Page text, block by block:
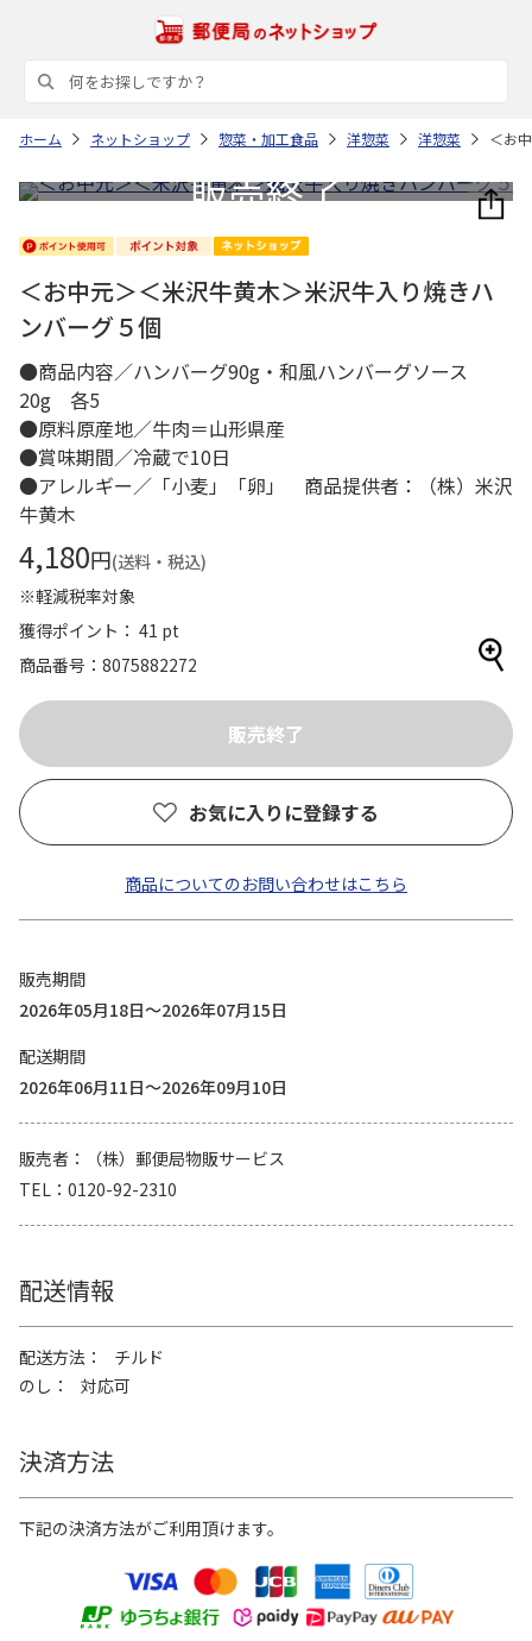
ホーム ネットショップ 惣菜・加工食品 洋惣菜 洋惣菜 ＜お
＜お中元＞＜米沢牛黄木＞米沢牛入り焼きハ
ンバーグ５個
●商品内容／ハンバーグ90g・和風ハンバーグソース
20g 各5
●原料原産地／牛肉＝山形県産
●賞味期間／冷蔵で10日
●アレルギー／「小麦」「卵」 商品提供者：（株）米沢
牛黄木
4,180円(送料・税込)
※軽減税率対象
獲得ポイント： 41 pt
商品番号
8075882272
お気に入りに登録する
商品についてのお問い合わせはこちら
販売期間
2026年05月18日～2026年07月15日
配送期間
2026年06月11日～2026年09月10日
販売者
（株）郵便局物販サービス
TEL
0120-92-2310
配送情報
配送方法
チルド
のし
対応可
決済方法
下記の決済方法がご利用頂けます。